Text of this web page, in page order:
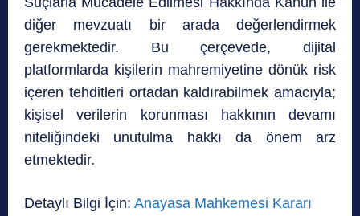
diğer mevzuatı bir arada değerlendirmek
gerekmektedir. Bu çerçevede, dijital
platformlarda kişilerin mahremiyetine dönük risk
içeren tehditleri ortadan kaldırabilmek amacıyla;
kişisel verilerin korunması hakkının devamı
niteliğindeki unutulma hakkı da önem arz
etmektedir.
Detaylı Bilgi İçin: Anayasa Mahkemesi Kararı